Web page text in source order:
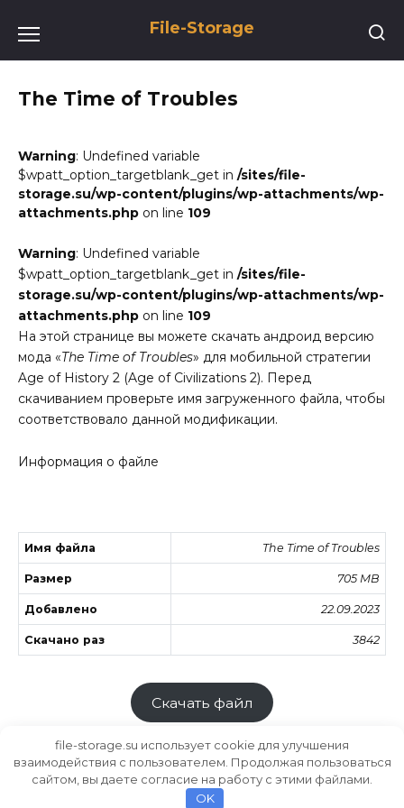
содержанию
File-Storage
The Time of Troubles
Warning: Undefined variable
$wpatt_option_targetblank_get in /sites/file-
storage.su/wp-content/plugins/wp-attachments/wp-
attachments.php on line 109
Warning: Undefined variable
$wpatt_option_targetblank_get in /sites/file-
storage.su/wp-content/plugins/wp-attachments/wp-
attachments.php on line 109
На этой странице вы можете скачать андроид версию
мода «The Time of Troubles» для мобильной стратегии
Age of History 2 (Age of Civilizations 2). Перед
скачиванием проверьте имя загруженного файла, чтобы
соответствовало данной модификации.
Информация о файле
Имя файла The Time of Troubles
Размер 705 MB
Добавлено 22.09.2023
Скачано раз 3842
Скачать файл
Хранилище файлов
file-storage.su использует cookie для улучшения
взаимодействия с пользователем. Продолжая пользоваться
сайтом, вы даете согласие на работу с этими файлами.
OK